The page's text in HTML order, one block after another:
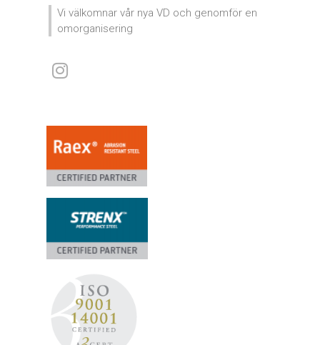
Vi välkomnar vår nya VD och genomför en
omorganisering